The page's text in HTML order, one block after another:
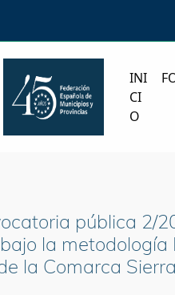
INI
CI
O
pública 2/
bajo la
la Comarca